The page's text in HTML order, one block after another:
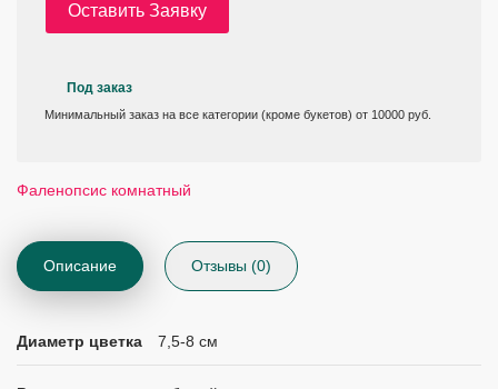
Оставить Заявку
Под заказ
Минимальный заказ на все категории (кроме букетов) от 10000 руб.
Фаленопсис комнатный
Описание Отзывы (0)
Диаметр цветка 7,5-8 см